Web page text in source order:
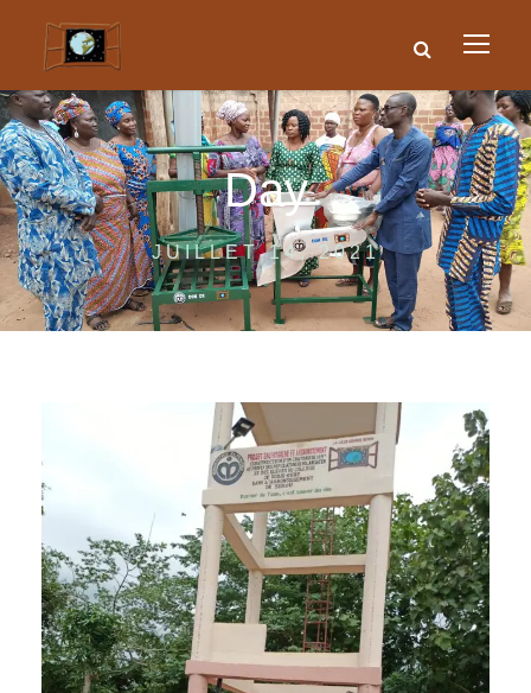
Day
JUILLET 14, 2021